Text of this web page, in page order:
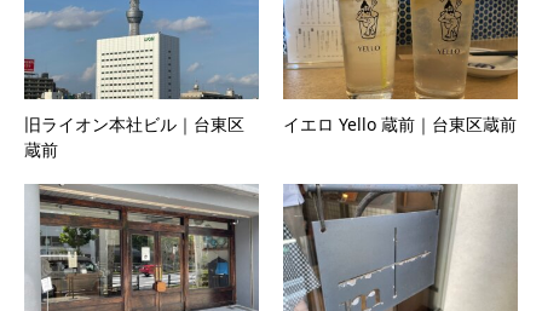
旧ライオン本社ビル｜台東区
蔵前
イエロ Yello 蔵前｜台東区蔵前